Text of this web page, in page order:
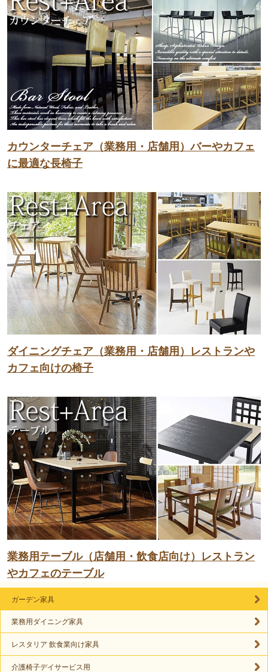
カウンターチェア（業務用・店舗用）バーやカフェ
に最適な長椅子
ダイニングチェア（業務用・店舗用）レストランや
カフェ向けの椅子
業務用テーブル（店舗用・飲食店向け）レストラン
やカフェのテーブル
ガーデン家具
業務用ダイニング家具
レスタリア 飲食業向け家具
介護椅子デイサービス用